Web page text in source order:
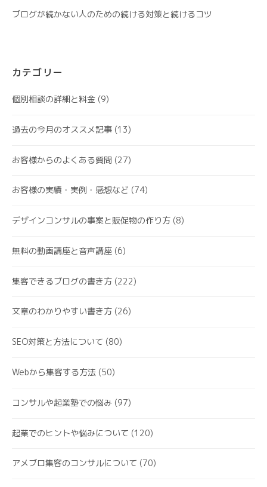
ブログが続かない人のための続ける対策と続けるコツ
カテゴリー
個別相談の詳細と料金 (9)
過去の今月のオススメ記事 (13)
お客様からのよくある質問 (27)
お客様の実績・実例・感想など (74)
デザインコンサルの事案と販促物の作り方 (8)
無料の動画講座と音声講座 (6)
集客できるブログの書き方 (222)
文章のわかりやすい書き方 (26)
SEO対策と方法について (80)
Webから集客する方法 (50)
コンサルや起業塾での悩み (97)
起業でのヒントや悩みについて (120)
アメブロ集客のコンサルについて (70)